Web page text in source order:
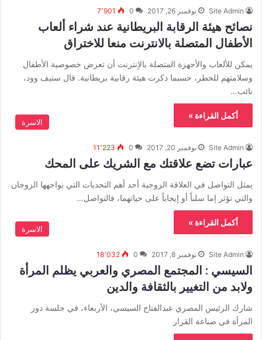
Site Admin نوفمبر 26, 2017 0 7٬901
نصائح هيئة الرقابة البريطانية عند شراء ألعاب
الأطفال المتصلة بالانترنت منعا للاختراق
يمكن للألعاب والأجهزة المتصلة بالإنترنت أن تعرض خصوصية الأطفال
وسلامتهم للخطر، حسبما ذكرت هيئة رقابية بريطانية. قال ستيف وود،
نائب…
أكمل القراءة »
الاسرة
Site Admin نوفمبر 20, 2017 0 11٬223
عبارات تضع علاقتك مع الشريك على المحك
يمثل التواصل في العلاقة الزوجية أحد أهم التحديات التي يواجهها الزوجان
والتي تؤثر إما سلباً أو إيجاباً على حياتهما، فالتواصل…
أكمل القراءة »
الاسرة
Site Admin نوفمبر 8, 2017 0 18٬032
السيسي : المجتمع المصري والعربي يظلم المرأة
ولابد من التغيير بالثقافة والدين
شارك الرئيس المصري عبدالفتاح السيسي، الأربعاء، في جلسة دور
المرأة في صناعة القرار